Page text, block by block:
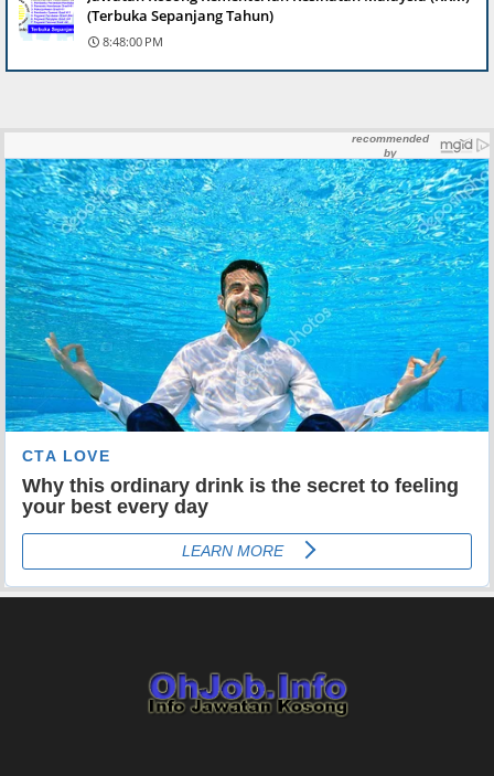
(Terbuka Sepanjang Tahun)
8:48:00 PM